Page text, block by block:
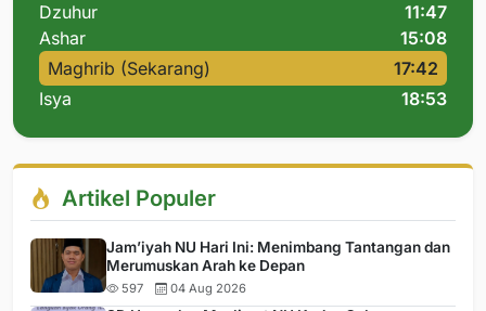
Dzuhur
11:47
Ashar
15:08
Maghrib (Sekarang)
17:42
Isya
18:53
Artikel Populer
Jam’iyah NU Hari Ini: Menimbang Tantangan dan
Merumuskan Arah ke Depan
597 04 Aug 2026